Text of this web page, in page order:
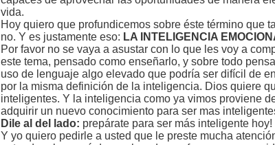
vida.
Hoy quiero que profundicemos sobre éste término que
no. Y es justamente eso: LA INTELIGENCIA
Por favor no se vaya a asustar con lo que les voy a
este tema, pensado como enseñarlo, y sobre todo
uso de lenguaje algo elevado que podría ser difícil de
por la misma definición de la inteligencia. Dios quiere
inteligentes. Y la inteligencia como ya vimos proviene
adquirir un nuevo conocimiento para ser mas
Dile al del lado: prepárate para ser más inteligente hoy!
Y yo quiero pedirle a usted que le preste mucha